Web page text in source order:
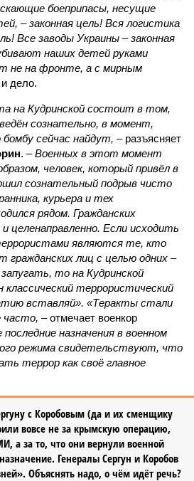
боеприпасы, несущие
– законная цель! Вся логистика
Все заводы Украины – законная
наших детей руками
не на фронте, а с мирным
дело.
на Кудринской состоит в том,
сознательно, в момент,
сейчас найдут, – разъясняет
. –Военных в этот момент
человек, который привёл в
сознательный подрыв чисто
курьера и тех
рядом. Гражданских
целенаправленно. Если исходить
являются те, кто
гражданских лиц с целью одних –
то на Кудринской
террористический
вставляй». «Теракты стали
часто, – отмечает военкор
последние назначения в военном
режима свидетельствуют, что
террор как своё главное
с Коробовым (да и их сменщику
вовсе не за крымскую операцию,
а за то, что они вернули военной
Генералы Сергун и Коробов
Объяснять надо, о чём идёт речь?